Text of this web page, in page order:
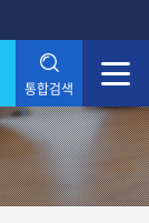
통합검색
닫기